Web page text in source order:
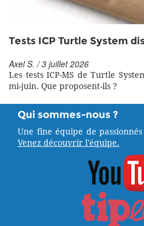
Tests ICP Turtle System
Axel S. / 3 juillet 2026
Les tests ICP-MS de Turtle
mi-juin. Que proposent-ils ?
Qui sommes-nous ?
Une fine équipe de
Venez découvrir l'équipe.